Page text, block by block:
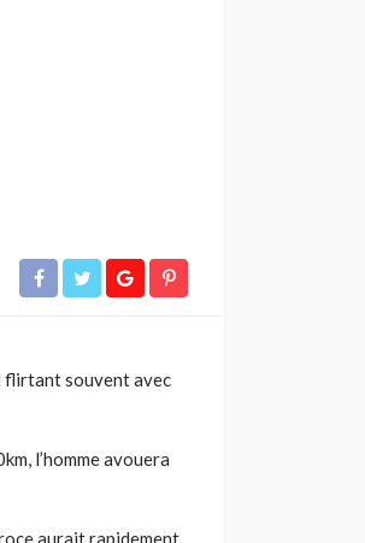
flirtant souvent avec
l’homme avouera
aurait rapidement